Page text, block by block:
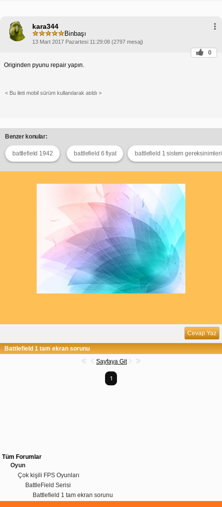
kara344
Binbaşı
13 Mart 2017 Pazartesi 11:29:08 (2797 mesaj)
0
Originden pyunu repair yapın.
< Bu ileti mobil sürüm kullanılarak atıldı >
Benzer konular:
battlefield 1942 battlefield 6 fiyat battlefield 1 sistem gereksinimleri
Cevap Yaz
Battlefield 1 tam ekran sorunu
Sayfaya Git
1
Tüm Forumlar
Oyun
Çok kişili FPS Oyunları
BattleField Serisi
Battlefield 1 tam ekran sorunu